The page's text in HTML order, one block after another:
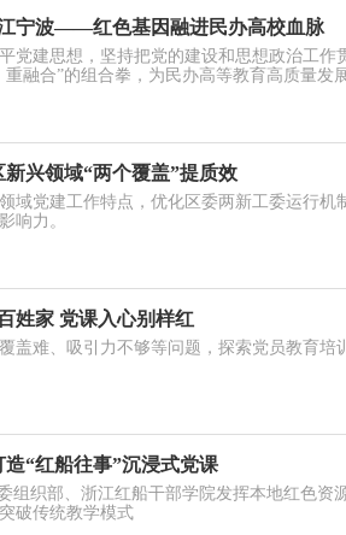
宁波——红色基因融进民办高校血脉
党建思想，坚持把党的建设和思想政治工作
融合”的组合拳，为民办高等教育高质量发
兴领域“两个覆盖”提质效
域党建工作特点，优化区委两新工委运行机
响力。
姓家 党课入心别样红
盖难、吸引力不够等问题，探索党员教育培
“红船往事”沉浸式党课
组织部、浙江红船干部学院发挥本地红色资
破传统教学模式